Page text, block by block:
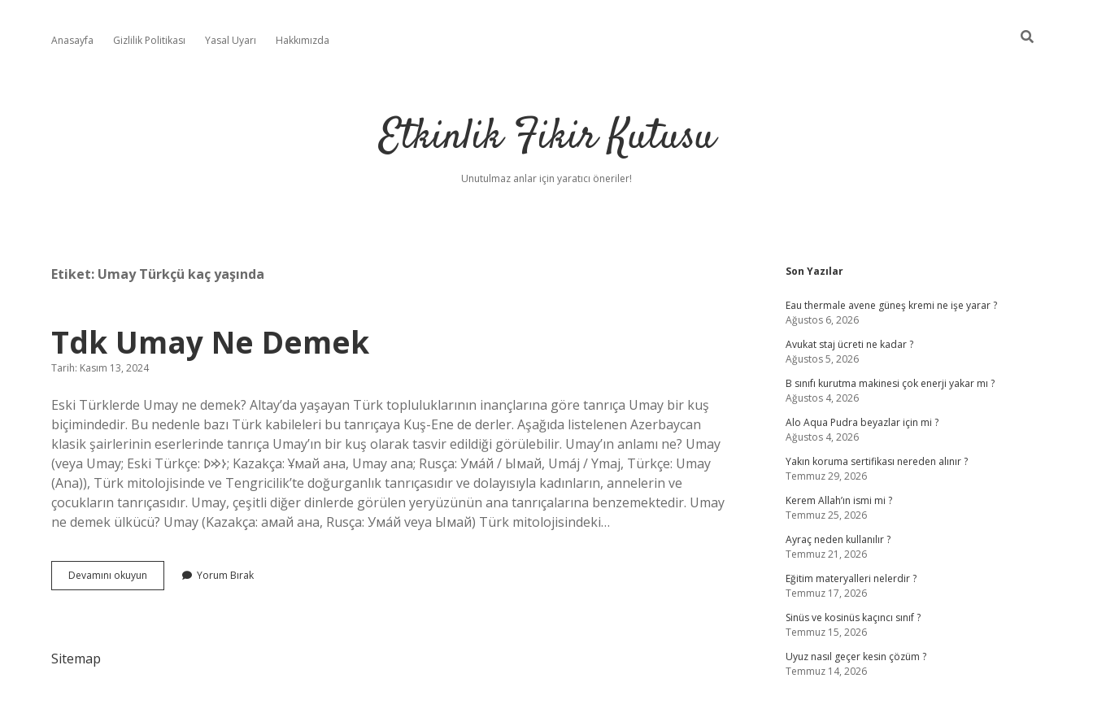
Anasayfa Gizlilik Politikası Yasal Uyarı Hakkımızda
Etkinlik Fikir Kutusu
Unutulmaz anlar için yaratıcı öneriler!
Etiket: Umay Türkçü kaç yaşında
Tdk Umay Ne Demek
Tarih: Kasım 13, 2024
Eski Türklerde Umay ne demek? Altay’da yaşayan Türk topluluklarının inançlarına göre tanrıça Umay bir kuş
biçimindedir. Bu nedenle bazı Türk kabileleri bu tanrıçaya Kuş-Ene de derler. Aşağıda listelenen Azerbaycan
klasik şairlerinin eserlerinde tanrıça Umay’ın bir kuş olarak tasvir edildiği görülebilir. Umay’ın anlamı ne? Umay
(veya Umay; Eski Türkçe: 𐰆𐰢𐰖; Kazakça: Ұмай aна, Umay ana; Rusça: Ума́й / Ымай, Umáj / Ymaj, Türkçe: Umay
(Ana)), Türk mitolojisinde ve Tengricilik’te doğurganlık tanrıçasıdır ve dolayısıyla kadınların, annelerin ve
çocukların tanrıçasıdır. Umay, çeşitli diğer dinlerde görülen yeryüzünün ana tanrıçalarına benzemektedir. Umay
ne demek ülkücü? Umay (Kazakça: амай ана, Rusça: Ума́й veya Ымай) Türk mitolojisindeki…
Devamını okuyun
Umay
Yorum Bırak
Sitemap
Sidebar
Son Yazılar
Eau thermale avene güneş kremi ne işe yarar ?
Ağustos 6, 2026
Avukat staj ücreti ne kadar ?
Ağustos 5, 2026
B sınıfı kurutma makinesi çok enerji yakar mı ?
Ağustos 4, 2026
Alo Aqua Pudra beyazlar için mi ?
Ağustos 4, 2026
Yakın koruma sertifikası nereden alınır ?
Temmuz 29, 2026
Kerem Allah’ın ismi mi ?
Temmuz 25, 2026
Ayraç neden kullanılır ?
Temmuz 21, 2026
Eğitim materyalleri nelerdir ?
Temmuz 17, 2026
Sinüs ve kosinüs kaçıncı sınıf ?
Temmuz 15, 2026
Uyuz nasıl geçer kesin çözüm ?
Temmuz 14, 2026